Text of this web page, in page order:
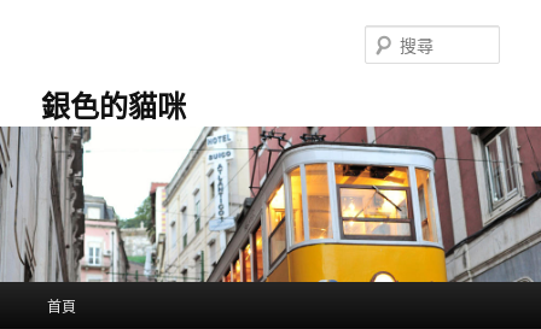
容
銀色的貓咪
尋
首頁